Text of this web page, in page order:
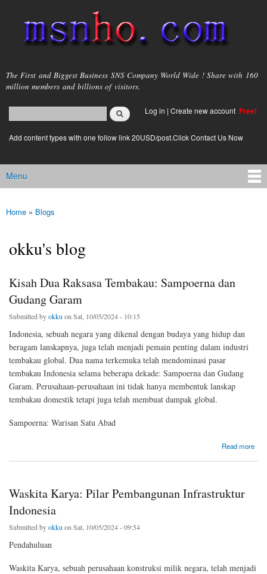
main
content
msnho.com
The First and Biggest Business SNS Company World Wide ! Share with 160
million members and billions of visitors.
Search form
login link
Log in | Create new account Free!
Add content types with one follow link 20USD/post.Click Contact Us Now
Main menu
Menu
You are here
Home » Blogs
okku's blog
Kisah Dua Raksasa Tembakau: Sampoerna dan
Gudang Garam
Submitted byokku on Sat, 10/05/2024 - 10:15
Indonesia, sebuah negara yang dikenal dengan budaya yang hidup dan
beragam lanskapnya, juga telah menjadi pemain penting dalam industri
tembakau global. Dua nama terkemuka telah mendominasi pasar
tembakau Indonesia selama beberapa dekade: Sampoerna dan Gudang
Garam. Perusahaan-perusahaan ini tidak hanya membentuk lanskap
tembakau domestik tetapi juga telah membuat dampak global.
Sampoerna: Warisan Satu Abad
Read more
Waskita Karya: Pilar Pembangunan Infrastruktur
Indonesia
Submitted byokku on Sat, 10/05/2024 - 09:54
Pendahuluan
Waskita Karya, sebuah perusahaan konstruksi milik negara, telah menjadi